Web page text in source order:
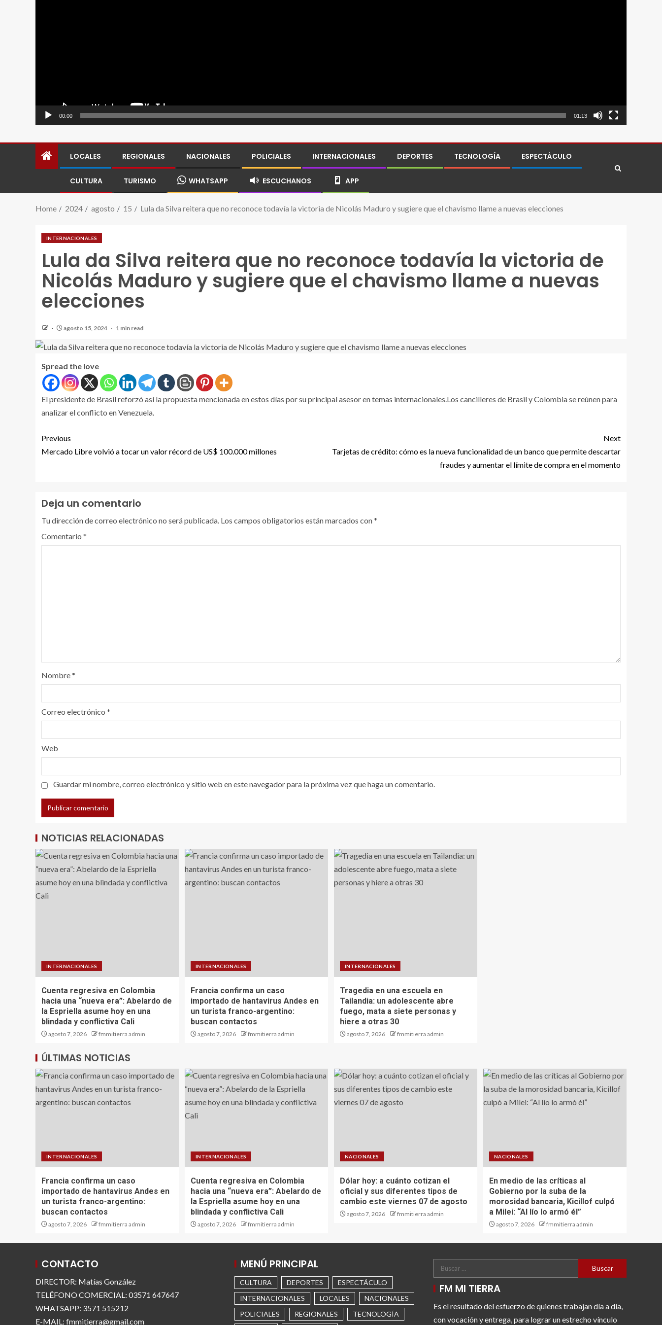
00:00 01:13
LOCALES REGIONALES NACIONALES POLICIALES INTERNACIONALES DEPORTES TECNOLOGÍA ESPECTÁCULO
CULTURA TURISMO WHATSAPP ESCUCHANOS APP
Home 2024 agosto 15 Lula da Silva reitera que no reconoce todavía la victoria de Nicolás Maduro y sugiere que el chavismo llame a nuevas elecciones
INTERNACIONALES
Lula da Silva reitera que no reconoce todavía la victoria de
Nicolás Maduro y sugiere que el chavismo llame a nuevas
elecciones
agosto 15, 2024 1 min read
Spread the love
El presidente de Brasil reforzó así la propuesta mencionada en estos días por su principal asesor en temas internacionales.Los cancilleres de Brasil y Colombia se reúnen para
analizar el conflicto en Venezuela.
Previous
Mercado Libre volvió a tocar un valor récord de US$ 100.000 millones
Next
Tarjetas de crédito: cómo es la nueva funcionalidad de un banco que permite descartar
fraudes y aumentar el límite de compra en el momento
Deja un comentario
Tu dirección de correo electrónico no será publicada. Los campos obligatorios están marcados con*
Comentario *
Nombre*
Correo electrónico *
Web
Guardar mi nombre, correo electrónico y sitio web en este navegador para la próxima vez que haga un comentario.
NOTICIAS RELACIONADAS
INTERNACIONALES
Cuenta regresiva en Colombia
hacia una “nueva era”: Abelardo de
la Espriella asume hoy en una
blindada y conflictiva Cali
agosto 7, 2026 fmmitierra admin
INTERNACIONALES
Francia confirma un caso
importado de hantavirus Andes en
un turista franco-argentino:
buscan contactos
agosto 7, 2026 fmmitierra admin
INTERNACIONALES
Tragedia en una escuela en
Tailandia: un adolescente abre
fuego, mata a siete personas y
hiere a otras 30
agosto 7, 2026 fmmitierra admin
ÚLTIMAS NOTICIAS
INTERNACIONALES
Francia confirma un caso
importado de hantavirus Andes en
un turista franco-argentino:
buscan contactos
agosto 7, 2026 fmmitierra admin
INTERNACIONALES
Cuenta regresiva en Colombia
hacia una “nueva era”: Abelardo de
la Espriella asume hoy en una
blindada y conflictiva Cali
agosto 7, 2026 fmmitierra admin
NACIONALES
Dólar hoy: a cuánto cotizan el
oficial y sus diferentes tipos de
cambio este viernes 07 de agosto
agosto 7, 2026 fmmitierra admin
NACIONALES
En medio de las críticas al
Gobierno por la suba de la
morosidad bancaria, Kicillof culpó
a Milei: “Al lío lo armó él”
agosto 7, 2026 fmmitierra admin
CONTACTO
DIRECTOR: Matías González
TELÉFONO COMERCIAL: 03571 647647
WHATSAPP: 3571 515212
E-MAIL: fmmitierra@gmail.com
MENÚ PRINCIPAL
CULTURA DEPORTES
ESPECTÁCULO
INTERNACIONALES
LOCALES
NACIONALES
POLICIALES
REGIONALES TECNOLOGÍA
FM MI TIERRA
Es el resultado del esfuerzo de quienes trabajan día a día,
con vocación y entrega, para lograr un estrecho vínculo